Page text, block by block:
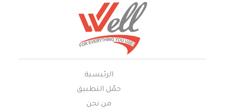
الرئيسية
حمّل التطبيق
من نحن